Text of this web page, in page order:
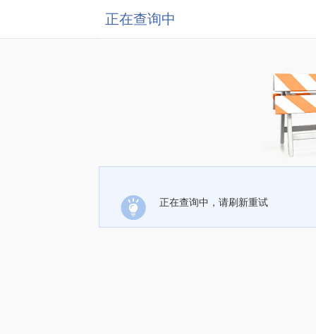
正在查询中
正在查询中，请刷新重试